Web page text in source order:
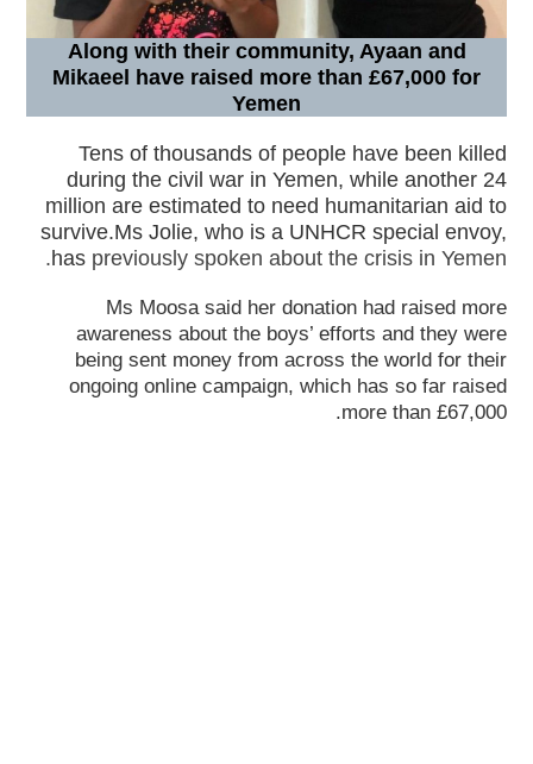
Along with their community, Ayaan and
Mikaeel have raised more than £67,000 for
Yemen
Tens of thousands of people have been killed
during the civil war in Yemen, while another 24
million are estimated to need humanitarian aid to
survive.Ms Jolie, who is a UNHCR special envoy,
haspreviously spoken about the crisis in Yemen.
Ms Moosa said her donation had raised more
awareness about the boys’ efforts and they were
being sent money from across the world for their
ongoing online campaign, which has so far raised
more than £67,000.